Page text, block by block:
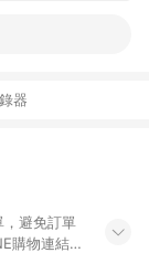
器
，避免訂單
購物連結至